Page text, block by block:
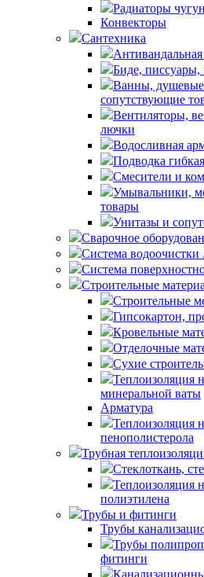
Радиаторы
Конвекторы
Сантехника
Биде, писсуары,
Ванны,
сопутствующие
Вентиляторы,
лючки
Водосливная
Подводка гибкая
Смесители и
Умывальники,
товары
Унитазы и
Сварочное
Система водоочистки
Система
Строительные
Строительные
Гипсокартон,
Кровельные
Отделочные
Сухие
Теплоизоляция
минеральной ваты
Арматура
Теплоизоляция
пенополистерола
Трубная
Стеклоткань,
Теплоизоляция
полиэтилена
Трубы и фитинги
Трубы
Трубы
фитинги